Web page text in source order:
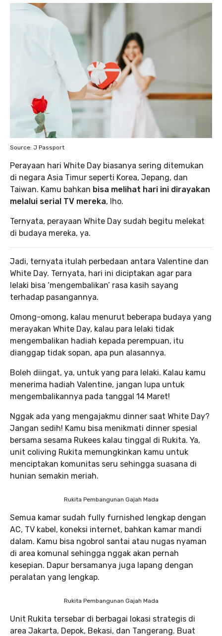
Source: J Passport
Perayaan hari White Day biasanya sering ditemukan
di negara Asia Timur seperti Korea, Jepang, dan
Taiwan. Kamu bahkan bisa melihat hari ini dirayakan
melalui serial TV mereka, lho.
Ternyata, perayaan White Day sudah begitu melekat
di budaya mereka, ya.
Jadi, ternyata itulah perbedaan antara Valentine dan
White Day. Ternyata, hari ini diciptakan agar para
lelaki bisa ‘mengembalikan’ rasa kasih sayang
terhadap pasangannya.
Omong-omong, kalau menurut beberapa budaya yang
merayakan White Day, kalau para lelaki tidak
mengembalikan hadiah kepada perempuan, itu
dianggap tidak sopan, apa pun alasannya.
Boleh diingat, ya, untuk yang para lelaki. Kalau kamu
menerima hadiah Valentine, jangan lupa untuk
mengembalikannya pada tanggal 14 Maret!
Nggak ada yang mengajakmu dinner saat White Day?
Jangan sedih! Kamu bisa menikmati dinner spesial
bersama sesama Rukees kalau tinggal di Rukita. Ya,
unit coliving Rukita memungkinkan kamu untuk
menciptakan komunitas seru sehingga suasana di
hunian semakin meriah.
Rukita Pembangunan Gajah Mada
Semua kamar sudah fully furnished lengkap dengan
AC, TV kabel, koneksi internet, bahkan kamar mandi
dalam. Kamu bisa ngobrol santai atau nugas nyaman
di area komunal sehingga nggak akan pernah
kesepian. Dapur bersamanya juga lapang dengan
peralatan yang lengkap.
Rukita Pembangunan Gajah Mada
Unit Rukita tersebar di berbagai lokasi strategis di
area Jakarta, Depok, Bekasi, dan Tangerang. Buat